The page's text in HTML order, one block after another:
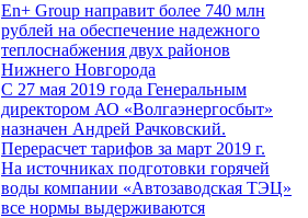
En+ Group направит более 740 млн
рублей на обеспечение надежного
теплоснабжения двух районов
Нижнего Новгорода
С 27 мая 2019 года Генеральным
директором АО «Волгаэнергосбыт»
назначен Андрей Рачковский.
Перерасчет тарифов за март 2019 г.
На источниках подготовки горячей
воды компании «Автозаводская ТЭЦ»
все нормы выдерживаются